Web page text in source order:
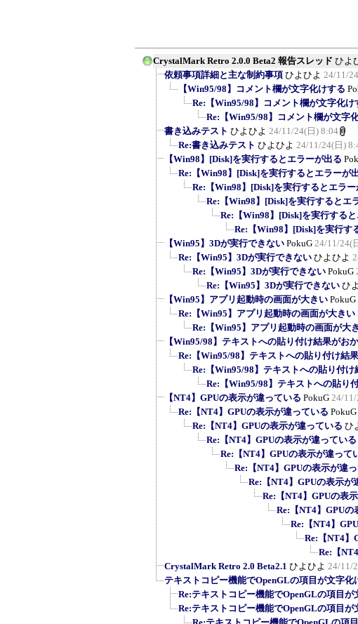
CrystalMark Retro 2.0.0 Beta2 報告スレッド ひよ
依頼事項詳細と主な制約事項 ひよひよ 24/11/
【Win95/98】コメント欄が文字化けする
Re:【Win95/98】コメント欄が文字化け
Re:【Win95/98】コメント欄が文字
書き込みテスト ひよひよ 24/11/24(日) 8:04
Re:書き込みテスト ひよひよ 24/11/24(日)
【Win98】[Disk]を実行するとエラーが出る
Re:【Win98】[Disk]を実行するとエラーが
Re:【Win98】[Disk]を実行するとエラー
Re:【Win98】[Disk]を実行するとエ
Re:【Win98】[Disk]を実行する
Re:【Win98】[Disk]を実行す
【Win95】3Dが実行できない PokuG 24/11/24(
Re:【Win95】3Dが実行できない ひよひよ
Re:【Win95】3Dが実行できない PokuG
Re:【Win95】3Dが実行できない ひ
【Win95】アプリ起動時の画面が大きい PokuG
Re:【Win95】アプリ起動時の画面が大きい
Re:【Win95】アプリ起動時の画面が大
【Win95/98】テキストへの貼り付け結果がお
Re:【Win95/98】テキストへの貼り付け結
Re:【Win95/98】テキストへの貼り付け
Re:【Win95/98】テキストへの貼り
【NT4】GPUの表示が違っている PokuG 24/
Re:【NT4】GPUの表示が違っている PokuG
Re:【NT4】GPUの表示が違っている ひ
Re:【NT4】GPUの表示が違っている
Re:【NT4】GPUの表示が違って
Re:【NT4】GPUの表示が違
Re:【NT4】GPUの表示が
Re:【NT4】GPUの表
Re:【NT4】GPUの
Re:【NT4】
Re:【NT4】
Re:【
CrystalMark Retro 2.0 Beta2.1 ひよひよ 24/11/
テキストコピー機能でOpenGLの項目が文字化
Re:テキストコピー機能でOpenGLの項目が
Re:テキストコピー機能でOpenGLの項目が